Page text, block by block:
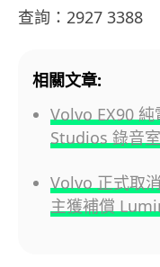
查詢：2927 3388
相關文章:
Volvo EX90
Studios 錄音
Volvo 正式取
主獲補償